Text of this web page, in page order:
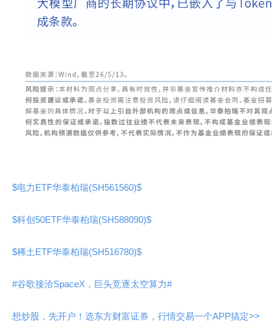
$电力ETF华泰柏瑞(SH561560)$
$科创50ETF华泰柏瑞(SH588090)$
$稀土ETF华泰柏瑞(SH516780)$
#谷歌接洽SpaceX，巨头竞逐太空算力#
想炒股，先开户！选东方财富证券，行情交易一个APP搞定>>